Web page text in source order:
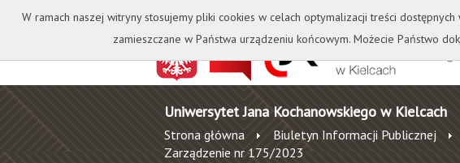
Kontakt Biblioteka Wydawnictwo
Uniwersytet Jana Kochanowskiego w Kielcach
Strona główna Biuletyn Informacji Publicznej
Zarządzenie nr 175/2023
W ramach naszej witryny stosujemy pliki cookies w celach optymalizacji treści
zamieszczane w Państwa urządzeniu końcowym. Możecie Państwo